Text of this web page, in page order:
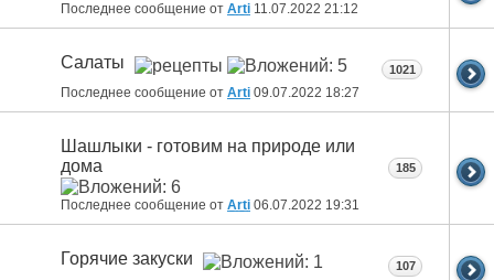
Последнее сообщение от Arti 11.07.2022 21:12
Салаты
Последнее сообщение от Arti 09.07.2022 18:27
1021
Шашлыки - готовим на природе или
дома
Последнее сообщение от Arti 06.07.2022 19:31
185
Горячие закуски 107